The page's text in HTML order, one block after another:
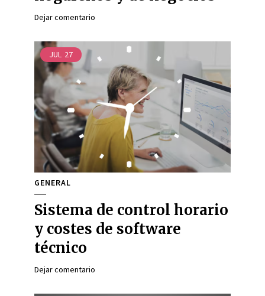
Dejar comentario
JUL 27
GENERAL
Sistema de control horario
y costes de software
técnico
Dejar comentario